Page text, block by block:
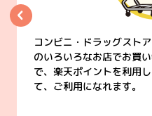
コンビニ・ドラッグスト
のいろいろなお店でお買
で、楽天ポイントを利用
て、ご利用になれます。